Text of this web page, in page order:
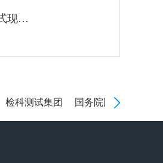
习近平对中央企业工作作出重要指示强调：充分认识职责使命更好服务党和国家工作大局 为中国式现代化建设贡献更大力量
检科测试集团 国务院国有资产监督